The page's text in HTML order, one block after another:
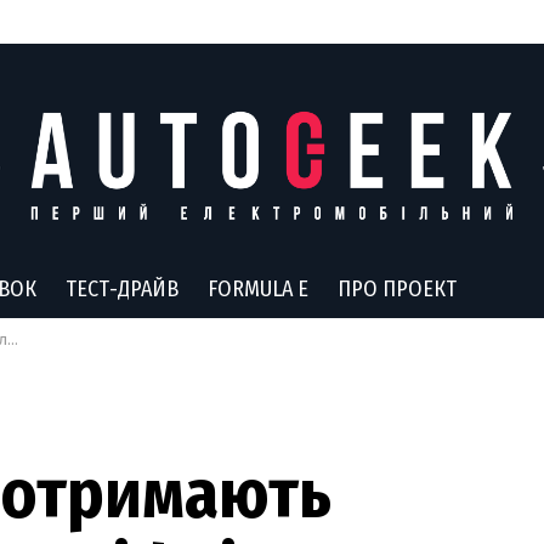
ТЕСТ-ДРАЙВ FORMULA E ПРО ПРОЕКТ